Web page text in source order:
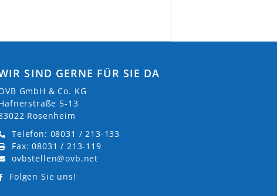
SIND GERNE FÜR SIE DA
GmbH & Co. KG
5-13
Rosenheim
Telefon: 08031 / 213-133
Fax: 08031 / 213-119
ovbstellen@ovb.net
Folgen Sie uns!